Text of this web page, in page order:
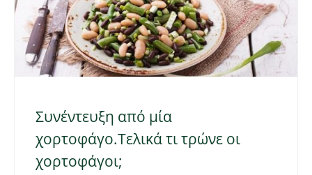
Συνέντευξη από μία
χορτοφάγο.Τελικά τι τρώνε οι
χορτοφάγοι;